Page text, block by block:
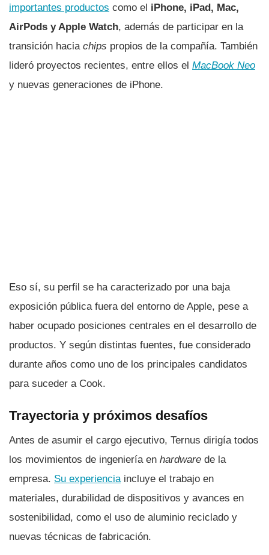
importantes productos como el iPhone, iPad, Mac,
AirPods y Apple Watch, además de participar en la
transición hacia chips propios de la compañía. También
lideró proyectos recientes, entre ellos el MacBook Neo
y nuevas generaciones de iPhone.
Eso sí, su perfil se ha caracterizado por una baja
exposición pública fuera del entorno de Apple, pese a
haber ocupado posiciones centrales en el desarrollo de
productos. Y según distintas fuentes, fue considerado
durante años como uno de los principales candidatos
para suceder a Cook.
Trayectoria y próximos desafíos
Antes de asumir el cargo ejecutivo, Ternus dirigía todos
los movimientos de ingeniería en hardware de la
empresa. Su experienciaincluye el trabajo en
materiales, durabilidad de dispositivos y avances en
sostenibilidad, como el uso de aluminio reciclado y
nuevas técnicas de fabricación.